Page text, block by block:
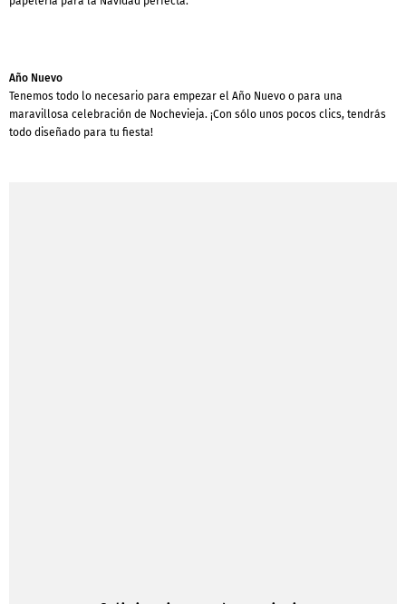
Año Nuevo
Tenemos todo lo necesario para empezar el Año Nuevo o para una
maravillosa celebración de Nochevieja. ¡Con sólo unos pocos clics, tendrás
todo diseñado para tu fiesta!